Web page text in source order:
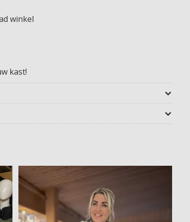
winkel
kast!